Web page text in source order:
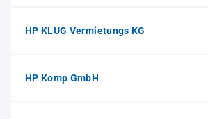
HP KLUG Vermietungs KG
HP Komp GmbH